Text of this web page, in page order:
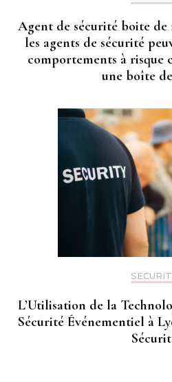
Agent de sécurité boite
les agents de sécurité
comportements à risque
une boîte
L’Utilisation de la
Sécurité Événementiel à